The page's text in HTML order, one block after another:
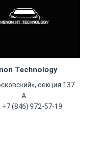
Technology
секция 137
А
+7 (846) 972-57-19